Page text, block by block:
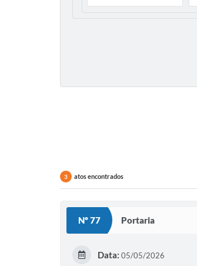
3 atos encontrados
Nº 77 Portaria
Data: 05/05/2026